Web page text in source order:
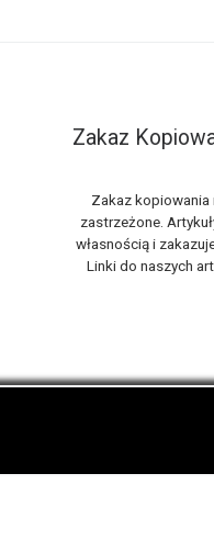
Zakaz
Zakaz kopiowania
zastrzeżone.
własnością i
Linki do naszych
to tematyka blogu